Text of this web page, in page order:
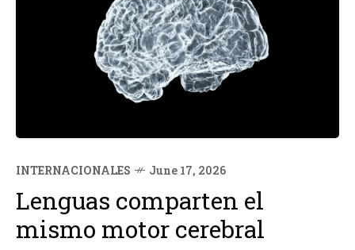
INTERNACIONALES June 17, 2026
Lenguas comparten el
mismo motor cerebral